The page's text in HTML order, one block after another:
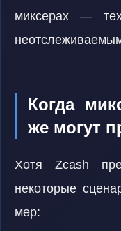
миксерах —
Когда
же могут
Хотя Zcash
некоторые
мер: